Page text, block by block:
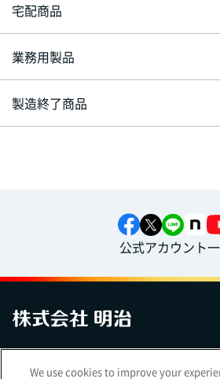
宅配商品
業務用製品
製造終了商品
公式アカウント
We use cookies to improve your